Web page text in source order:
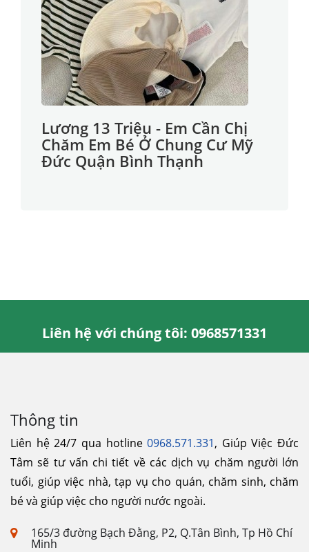
Lương 13 Triệu - Em Cần Chị
Chăm Em Bé Ở Chung Cư Mỹ
Đức Quận Bình Thạnh
Liên hệ với chúng tôi: 0968571331
Thông tin
Liên hệ 24/7 qua hotline0968.571.331, Giúp Việc Đức
Tâm sẽ tư vấn chi tiết về các dịch vụ chăm người lớn
tuổi, giúp việc nhà, tạp vụ cho quán, chăm sinh, chăm
bé và giúp việc cho người nước ngoài.
165/3 đường Bạch Đằng, P2, Q.Tân Bình, Tp Hồ Chí
Minh